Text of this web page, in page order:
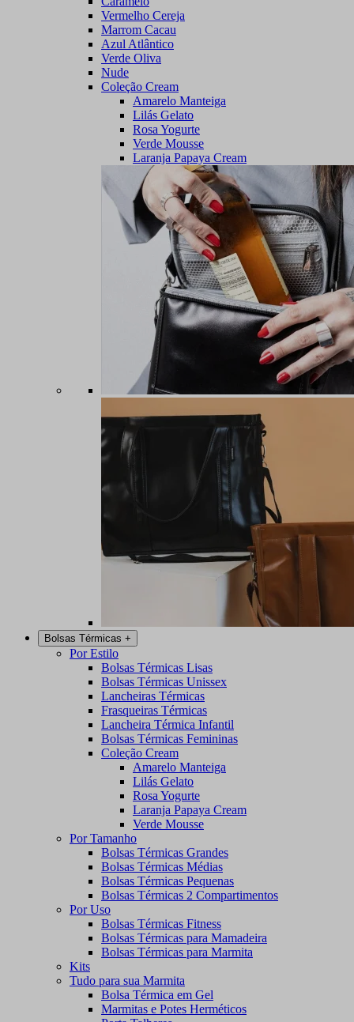
Vermelho Cereja
Marrom Cacau
Azul Atlântico
Verde Oliva
Nude
Coleção Cream
Amarelo Manteiga
Lilás Gelato
Rosa Yogurte
Verde Mousse
Laranja Papaya Cream
Bolsas Térmicas +
Por Estilo
Bolsas Térmicas Lisas
Bolsas Térmicas Unissex
Lancheiras Térmicas
Frasqueiras Térmicas
Lancheira Térmica Infantil
Bolsas Térmicas Femininas
Coleção Cream
Amarelo Manteiga
Lilás Gelato
Rosa Yogurte
Laranja Papaya Cream
Verde Mousse
Por Tamanho
Bolsas Térmicas Grandes
Bolsas Térmicas Médias
Bolsas Térmicas Pequenas
Bolsas Térmicas 2 Compartimentos
Por Uso
Bolsas Térmicas Fitness
Bolsas Térmicas para Mamadeira
Bolsas Térmicas para Marmita
Kits
Tudo para sua Marmita
Bolsa Térmica em Gel
Marmitas e Potes Herméticos